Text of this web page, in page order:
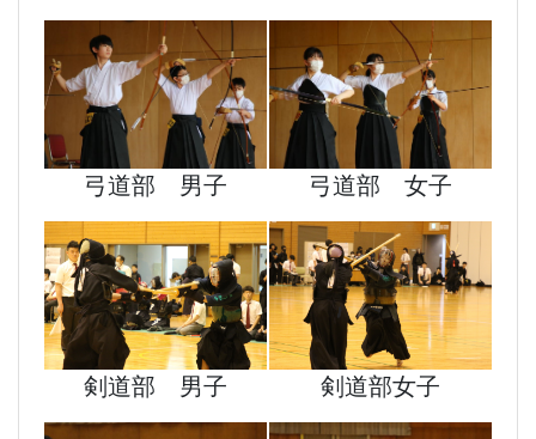
弓道部 男子 弓道部 女子
剣道部 男子 剣道部女子